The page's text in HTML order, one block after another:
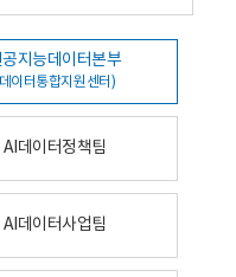
공지능데이터본부
이터통합지원센터)
AI데이터정책팀
AI데이터사업팀